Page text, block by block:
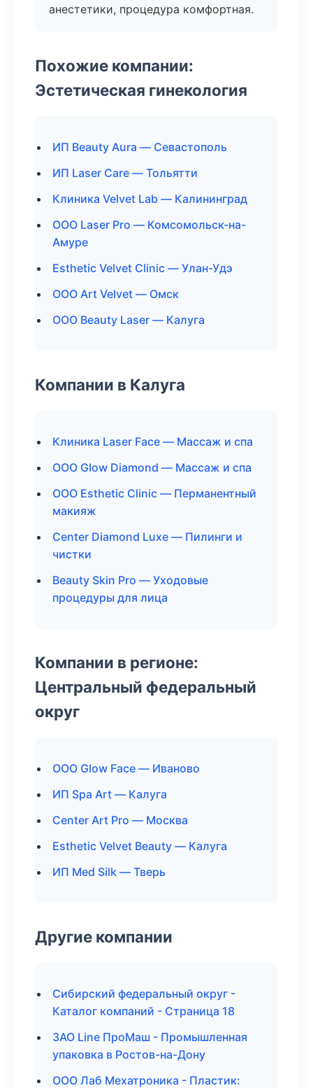
анестетики, процедура комфортная.
Похожие компании:
Эстетическая гинекология
ИП Beauty Aura — Севастополь
ИП Laser Care — Тольятти
Клиника Velvet Lab — Калининград
ООО Laser Pro — Комсомольск-на-
Амуре
Esthetic Velvet Clinic — Улан-Удэ
ООО Art Velvet — Омск
ООО Beauty Laser — Калуга
Компании в Калуга
Клиника Laser Face — Массаж и спа
ООО Glow Diamond — Массаж и спа
ООО Esthetic Clinic — Перманентный
макияж
Center Diamond Luxe — Пилинги и
чистки
Beauty Skin Pro — Уходовые
процедуры для лица
Компании в регионе:
Центральный федеральный
округ
ООО Glow Face — Иваново
ИП Spa Art — Калуга
Center Art Pro — Москва
Esthetic Velvet Beauty — Калуга
ИП Med Silk — Тверь
Другие компании
Сибирский федеральный округ -
Каталог компаний - Страница 18
ЗАО Line ПроМаш - Промышленная
упаковка в Ростов-на-Дону
ООО Лаб Мехатроника - Пластик: